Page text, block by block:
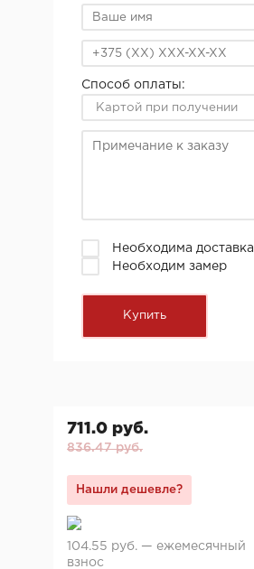
Способ оплаты:
Необходима доставка
Необходим замер
711.0 руб.
836.47 руб.
Нашли дешевле?
104.55 руб. — ежемесячный
взнос